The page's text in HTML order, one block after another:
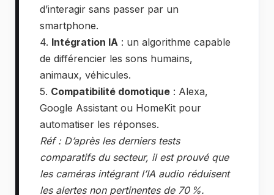
d’interagir sans passer par un
smartphone.
4. Intégration IA : un algorithme capable
de différencier les sons humains,
animaux, véhicules.
5. Compatibilité domotique : Alexa,
Google Assistant ou HomeKit pour
automatiser les réponses.
Réf : D’après les derniers tests
comparatifs du secteur, il est prouvé que
les caméras intégrant l’IA audio réduisent
les alertes non pertinentes de 70 %.